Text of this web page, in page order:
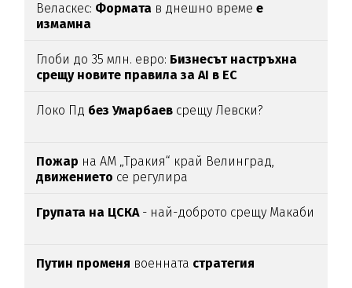
Веласкес: Формата в днешно времее
измамна
Глоби до 35 млн. евро: Бизнесът настръхна
срещу новите правила за AI в ЕС
Локо Пд без Умарбаев срещу Левски?
Пожар на АМ „Тракия“ край Велинград,
движението се регулира
Групата на ЦСКА- най-доброто срещу Макаби
Путин променя военната стратегия